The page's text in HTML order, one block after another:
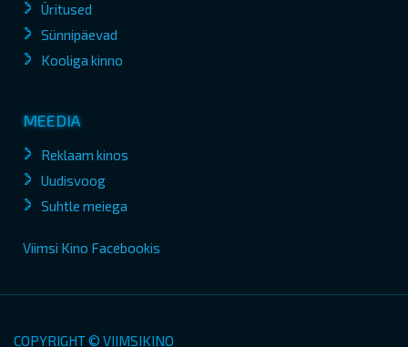
Üritused
Sünnipäevad
Kooliga kinno
MEEDIA
Reklaam kinos
Uudisvoog
Suhtle meiega
Viimsi Kino Facebookis
COPYRIGHT © VIIMSIKINO